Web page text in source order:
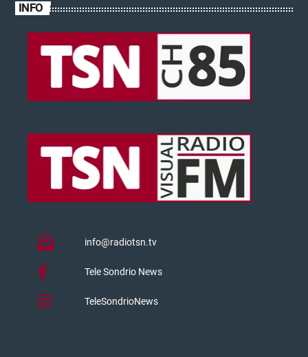
INFO
info@radiotsn.tv
Tele Sondrio News
TeleSondrioNews